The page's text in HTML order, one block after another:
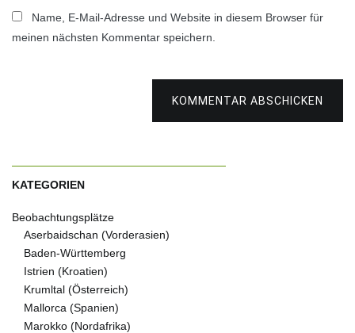
Name, E-Mail-Adresse und Website in diesem Browser für
meinen nächsten Kommentar speichern.
KOMMENTAR ABSCHICKEN
KATEGORIEN
Beobachtungsplätze
Aserbaidschan (Vorderasien)
Baden-Württemberg
Istrien (Kroatien)
Krumltal (Österreich)
Mallorca (Spanien)
Marokko (Nordafrika)